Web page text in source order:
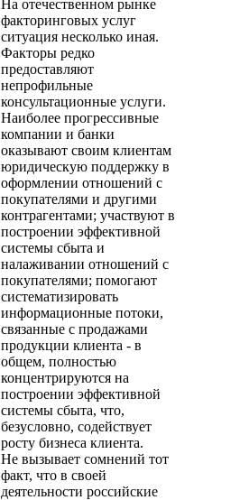
На отечественном рынке
факторинговых услуг
ситуация несколько иная.
Факторы редко
предоставляют
непрофильные
консультационные услуги.
Наиболее прогрессивные
компании и банки
оказывают своим клиентам
юридическую поддержку в
оформлении отношений с
покупателями и другими
контрагентами; участвуют в
построении эффективной
системы сбыта и
налаживании отношений с
покупателями; помогают
систематизировать
информационные потоки,
связанные с продажами
продукции клиента - в
общем, полностью
концентрируются на
построении эффективной
системы сбыта, что,
безусловно, содействует
росту бизнеса клиента.
Не вызывает сомнений тот
факт, что в своей
деятельности российские